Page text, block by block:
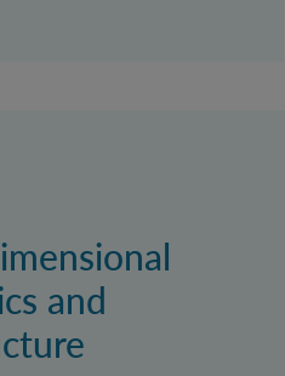
and